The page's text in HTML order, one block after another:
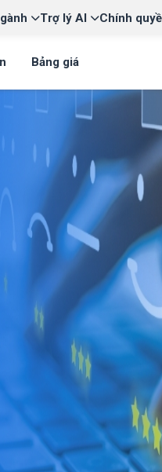
Trợ lý AI Chính
Bảng giá